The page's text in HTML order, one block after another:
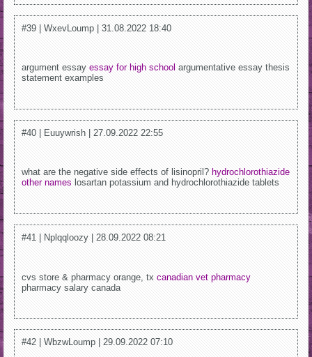
#39 | WxevLoump | 31.08.2022 18:40
argument essay essay for high school argumentative essay thesis
statement examples
#40 | Euuywrish | 27.09.2022 22:55
what are the negative side effects of lisinopril? hydrochlorothiazide
other names losartan potassium and hydrochlorothiazide tablets
#41 | Nplqqloozy | 28.09.2022 08:21
cvs store & pharmacy orange, tx canadian vet pharmacy
pharmacy salary canada
#42 | WbzwLoump | 29.09.2022 07:10